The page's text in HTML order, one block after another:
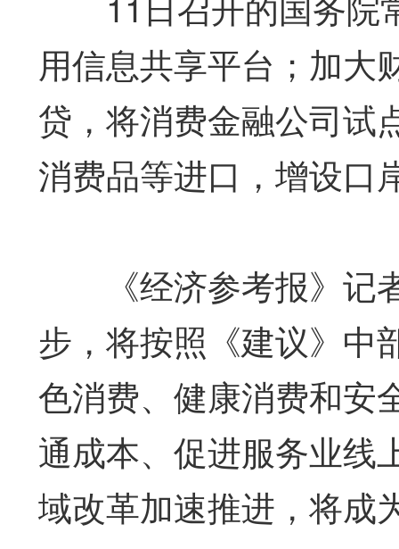
用信息共享平台；加大
贷，将消费金融公司试
消费品等进口，增设口
《经济参考报》记
步，将按照《建议》中
色消费、健康消费和安
通成本、促进服务业线
域改革加速推进，将成